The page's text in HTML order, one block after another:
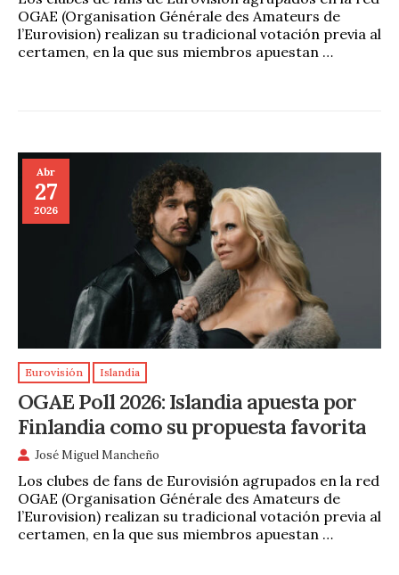
OGAE (Organisation Générale des Amateurs de
l’Eurovision) realizan su tradicional votación previa al
certamen, en la que sus miembros apuestan …
Abr
27
2026
Eurovisión Islandia
OGAE Poll 2026: Islandia apuesta por
Finlandia como su propuesta favorita
José Miguel Mancheño
Los clubes de fans de Eurovisión agrupados en la red
OGAE (Organisation Générale des Amateurs de
l’Eurovision) realizan su tradicional votación previa al
certamen, en la que sus miembros apuestan …